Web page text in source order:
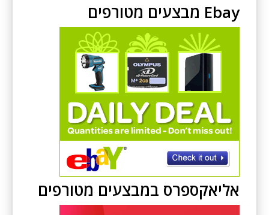
Ebay מבצעים מטורפים
אליאקספרס במבצעים מטורפים